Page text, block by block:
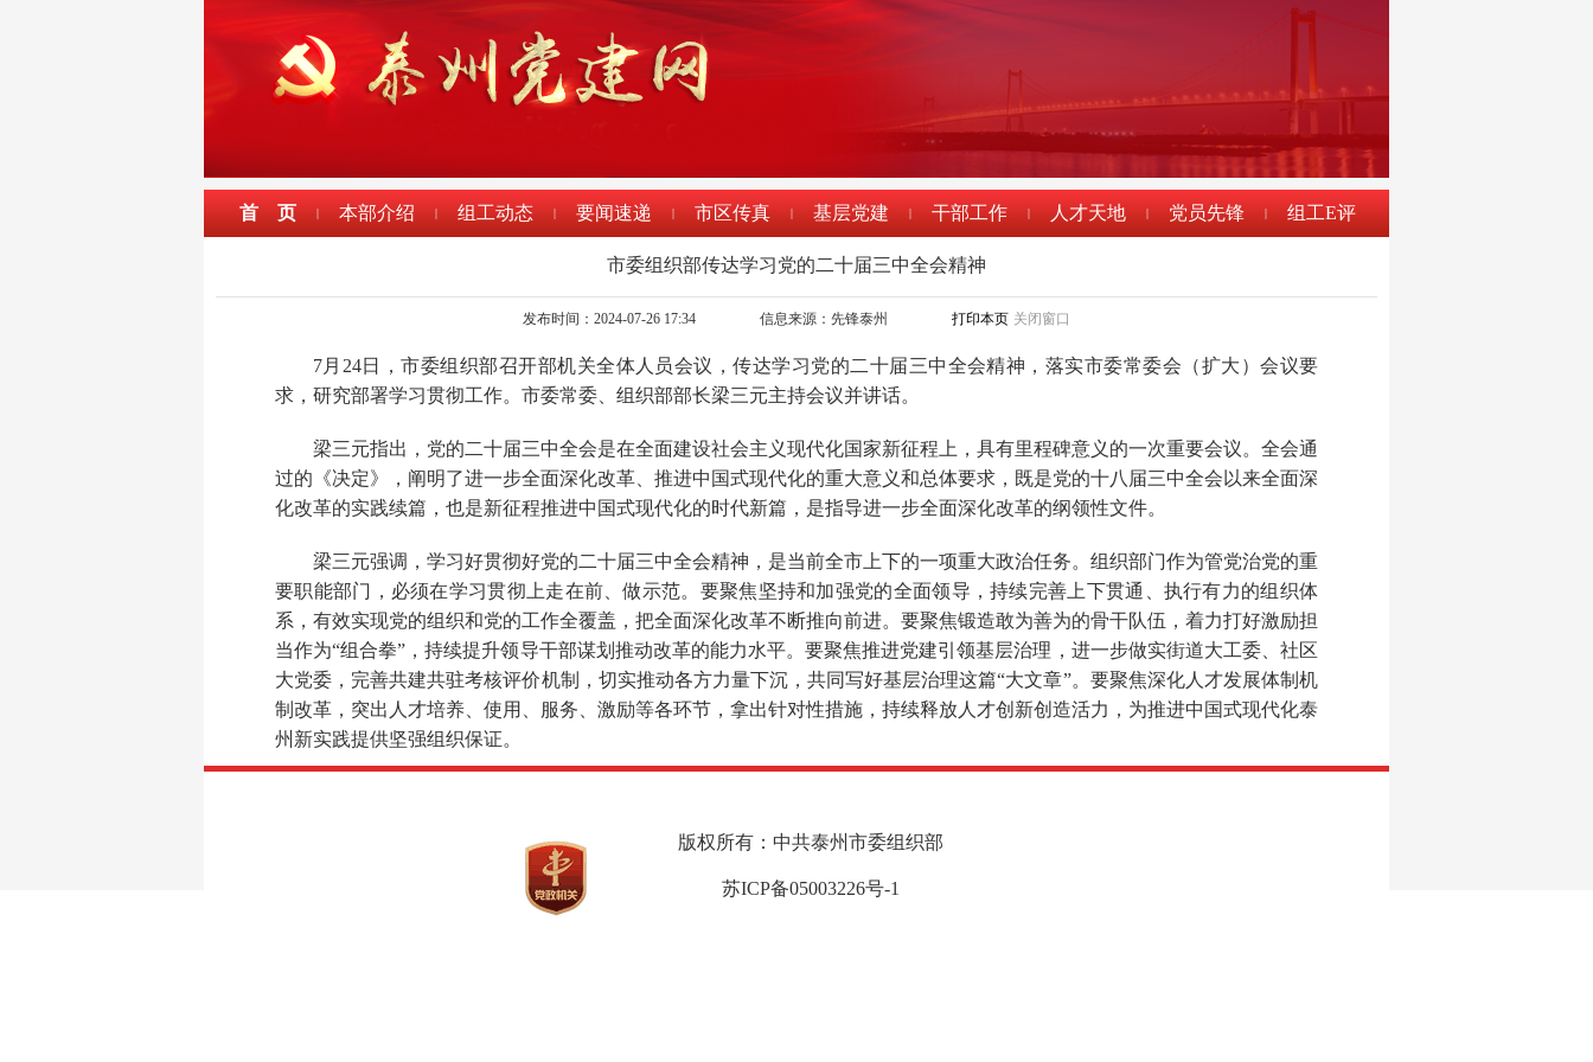
首 页 | 本部介绍 | 组工动态 | 要闻速递 | 市区传真 | 基层党建 | 干部工作 | 人才天地 | 党员先锋 | 组工E评
市委组织部传达学习党的二十届三中全会精神
发布时间：2024-07-26 17:34 信息来源：先锋泰州 打印本页 关闭窗口
7月24日，市委组织部召开部机关全体人员会议，传达学习党的二十届三中全会精神，落实市委常委会（扩大）会议要
求，研究部署学习贯彻工作。市委常委、组织部部长梁三元主持会议并讲话。
梁三元指出，党的二十届三中全会是在全面建设社会主义现代化国家新征程上，具有里程碑意义的一次重要会议。全会通
过的《决定》，阐明了进一步全面深化改革、推进中国式现代化的重大意义和总体要求，既是党的十八届三中全会以来全面深
化改革的实践续篇，也是新征程推进中国式现代化的时代新篇，是指导进一步全面深化改革的纲领性文件。
梁三元强调，学习好贯彻好党的二十届三中全会精神，是当前全市上下的一项重大政治任务。组织部门作为管党治党的重
要职能部门，必须在学习贯彻上走在前、做示范。要聚焦坚持和加强党的全面领导，持续完善上下贯通、执行有力的组织体
系，有效实现党的组织和党的工作全覆盖，把全面深化改革不断推向前进。要聚焦锻造敢为善为的骨干队伍，着力打好激励担
当作为“组合拳”，持续提升领导干部谋划推动改革的能力水平。要聚焦推进党建引领基层治理，进一步做实街道大工委、社区
大党委，完善共建共驻考核评价机制，切实推动各方力量下沉，共同写好基层治理这篇“大文章”。要聚焦深化人才发展体制机
制改革，突出人才培养、使用、服务、激励等各环节，拿出针对性措施，持续释放人才创新创造活力，为推进中国式现代化泰
州新实践提供坚强组织保证。
版权所有：中共泰州市委组织部
苏ICP备05003226号-1